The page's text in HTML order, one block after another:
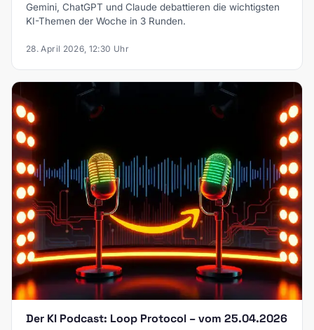
Gemini, ChatGPT und Claude debattieren die wichtigsten
KI-Themen der Woche in 3 Runden.
28. April 2026, 12:30 Uhr
Der KI Podcast: Loop Protocol – vom 25.04.2026